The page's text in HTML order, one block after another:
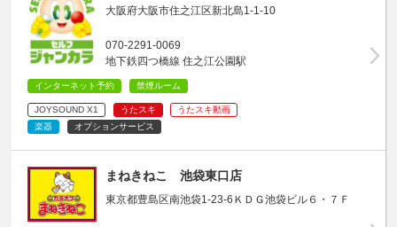
大阪府大阪市住之江区新北島1-1-10
070-2291-0069
地下鉄四つ橋線 住之江公園駅
インターネット予約 禁煙ルーム
JOYSOUND X1 うたスキ
うたスキ動画
楽器
オプションサービス
まねきねこ 池袋東口店
東京都豊島区南池袋1-23-6ＫＤＧ池袋ビル６・７Ｆ